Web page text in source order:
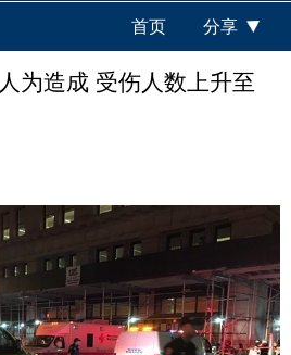
首页 分享
为造成 受伤人数上升至